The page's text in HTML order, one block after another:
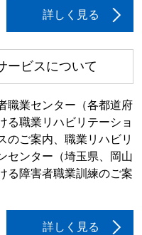
詳しく見る
ービスについて
職業センター（各都道府
る職業リハビリテーショ
のご案内、職業リハビリ
センター（埼玉県、岡山
る障害者職業訓練のご案
詳しく見る